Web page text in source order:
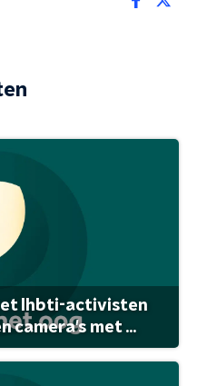
lhbti-activisten
camera's met ...